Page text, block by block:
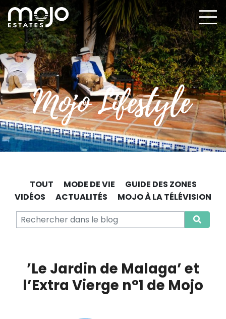
TOUT MODE DE VIE
GUIDE DES ZONES
VIDÉOS
ACTUALITÉS MOJO À LA TÉLÉVISION
’Le Jardin de Malaga’ et
l’Extra Vierge n°1 de Mojo